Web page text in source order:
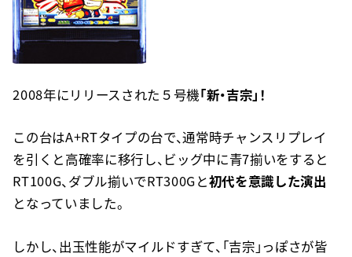
2008年にリリースされた５号機「新・吉宗」！
この台はA+RTタイプの台で、通常時チャンスリプレイ
を引くと高確率に移行し、ビッグ中に青7揃いをすると
RT100G、ダブル揃いでRT300Gと初代を意識した演出
となっていました。
しかし、出玉性能がマイルドすぎて、「吉宗」っぽさが皆